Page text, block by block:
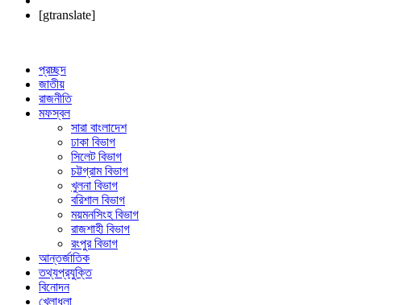
[gtranslate]
প্রচ্ছদ
জাতীয়
রাজনীতি
মফস্বল
সারা বাংলাদেশ
ঢাকা বিভাগ
সিলেট বিভাগ
চট্টগ্রাম বিভাগ
খুলনা বিভাগ
বরিশাল বিভাগ
ময়মনসিংহ বিভাগ
রাজশাহী বিভাগ
রংপুর বিভাগ
আন্তর্জাতিক
তথ্যপ্রযুক্তি
বিনোদন
খেলাধুলা